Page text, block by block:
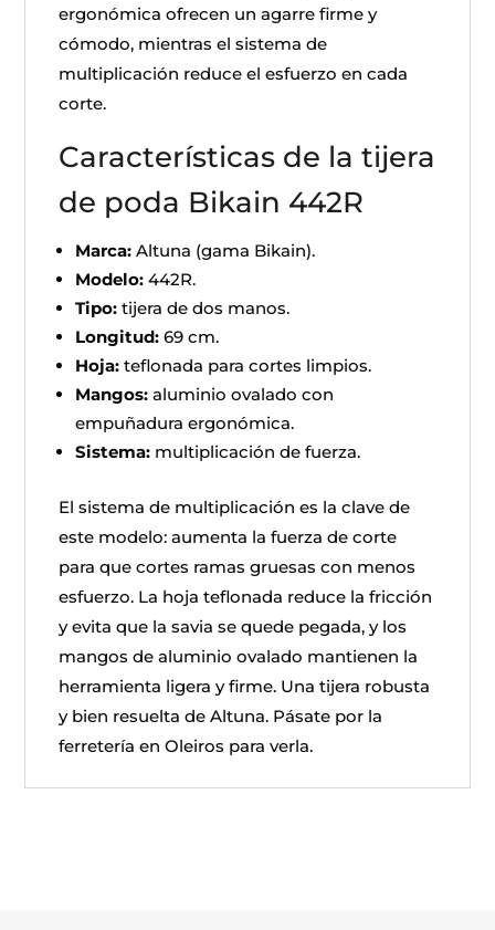
ergonómica ofrecen un agarre firme y
cómodo, mientras el sistema de
multiplicación reduce el esfuerzo en cada
corte.
Características de la tijera
de poda Bikain 442R
Marca: Altuna (gama Bikain).
Modelo: 442R.
Tipo: tijera de dos manos.
Longitud: 69 cm.
Hoja: teflonada para cortes limpios.
Mangos: aluminio ovalado con
empuñadura ergonómica.
Sistema: multiplicación de fuerza.
El sistema de multiplicación es la clave de
este modelo: aumenta la fuerza de corte
para que cortes ramas gruesas con menos
esfuerzo. La hoja teflonada reduce la fricción
y evita que la savia se quede pegada, y los
mangos de aluminio ovalado mantienen la
herramienta ligera y firme. Una tijera robusta
y bien resuelta de Altuna. Pásate por la
ferretería en Oleiros para verla.